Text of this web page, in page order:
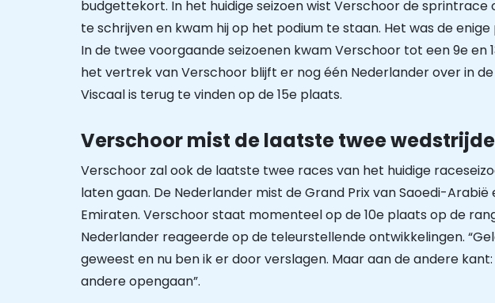
budgettekort. In het huidige seizoen wist Verschoor de sprintrace
te schrijven en kwam hij op het podium te staan. Het was de
In de twee voorgaande seizoenen kwam Verschoor tot een 9e en
het vertrek van Verschoor blijft er nog één Nederlander over in de
Viscaal is terug te vinden op de 15e plaats.
Verschoor mist de laatste twee
Verschoor zal ook de laatste twee races van het huidige
laten gaan. De Nederlander mist de Grand Prix van Saoedi-
Emiraten. Verschoor staat momenteel op de 10e plaats op de
Nederlander reageerde op de teleurstellende ontwikkelingen.
geweest en nu ben ik er door verslagen. Maar aan de andere
andere opengaan”.